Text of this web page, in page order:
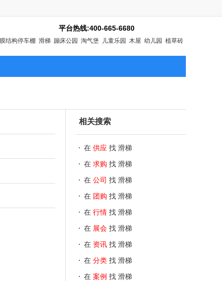
平台热线:400-665-6680
膜结构停车棚 滑梯 蹦床公园 淘气堡 儿童乐园 木屋 幼儿园 植草砖
相关搜索
在 供应 找 滑梯
在 求购 找 滑梯
在 公司 找 滑梯
在 团购 找 滑梯
在 行情 找 滑梯
在 展会 找 滑梯
在 资讯 找 滑梯
在 分类 找 滑梯
在 案例 找 滑梯